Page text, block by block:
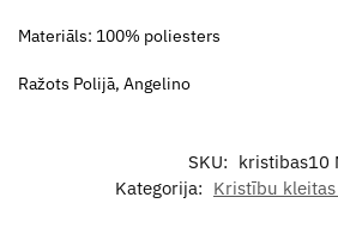
Materiāls: 100% poliesters
Ražots Polijā, Angelino
SKU: kristibas10
Kategorija: Kristību